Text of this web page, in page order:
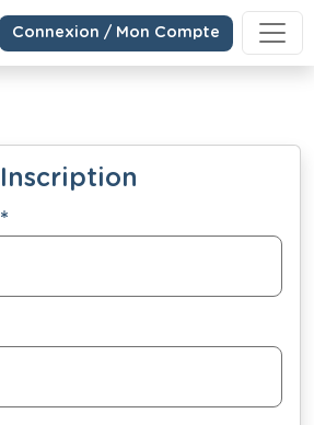
Connexion / Mon Compte
Inscription
*